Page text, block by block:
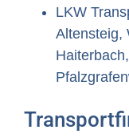
LKW
Altensteig,